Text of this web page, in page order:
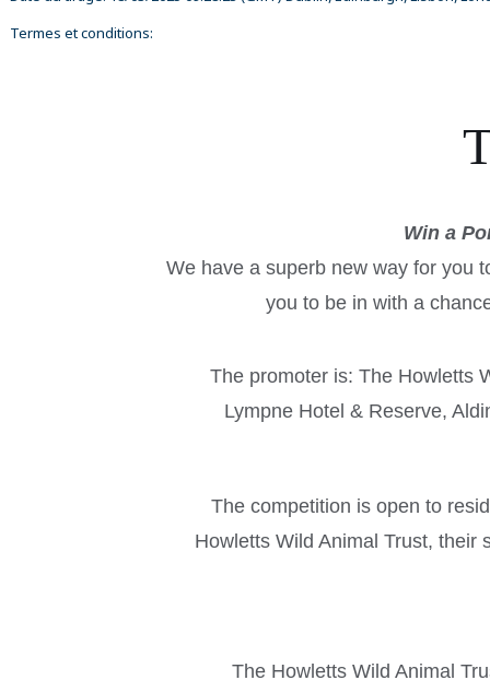
Termes et conditions:
Win a
We have a superb new way for you
you to be in with a
The promoter is: The Howletts
Lympne Hotel & Reserve,
The competition is open to
Howletts Wild Animal Trust, their
The Howletts Wild Animal